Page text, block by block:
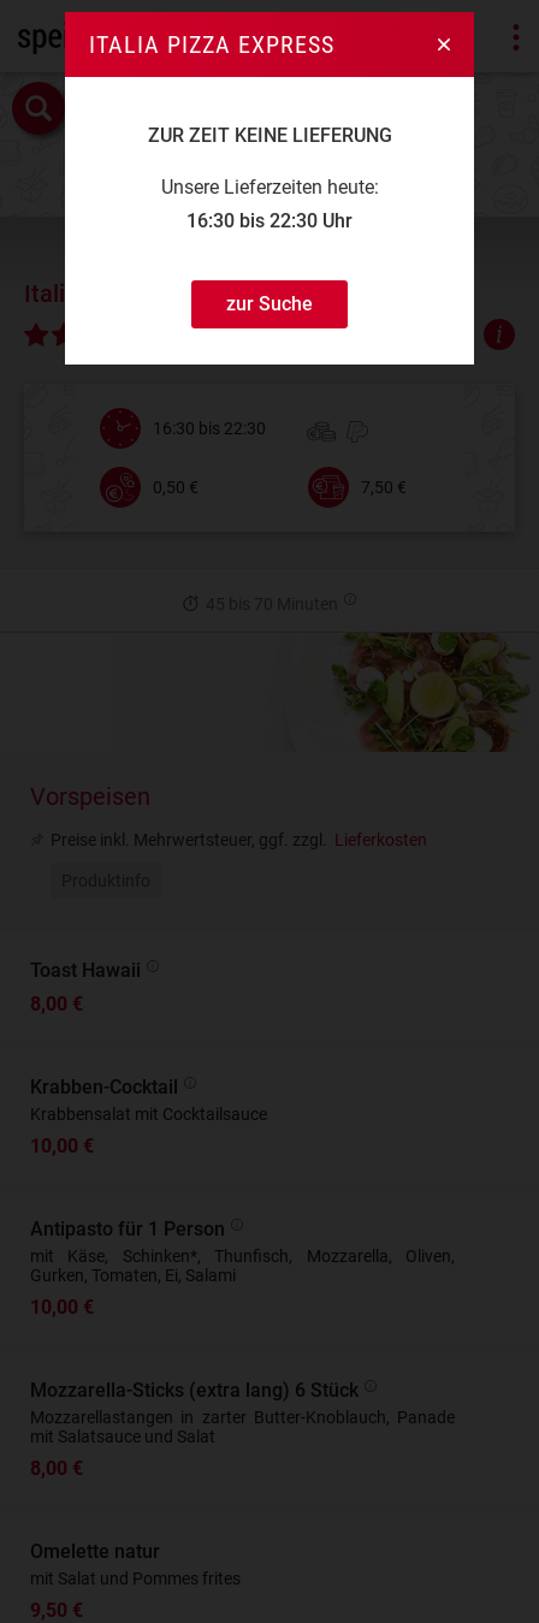
Italia Pizza Express
∅ 4,68
16:30 bis 22:30
0,50 € 7,50 €
Vorspeisen
Preise inkl. Mehrwertsteuer, ggf. zzgl. Lieferkosten
Toast Hawaii
8,00 €
Krabben-Cocktail
Krabbensalat mit Cocktailsauce
10,00 €
Antipasto für 1 Person
mit Käse, Schinken*, Thunfisch, Mozzarella, Oliven,
Gurken, Tomaten, Ei, Salami
10,00 €
Mozzarella-Sticks (extra lang) 6 Stück
Mozzarellastangen in zarter Butter-Knoblauch, Panade
mit Salatsauce und Salat
8,00 €
Omelette natur
mit Salat und Pommes frites
9,50 €
ITALIA PIZZA EXPRESS
ZUR ZEIT KEINE LIEFERUNG
Unsere Lieferzeiten heute:
16:30 bis 22:30 Uhr
zur Suche